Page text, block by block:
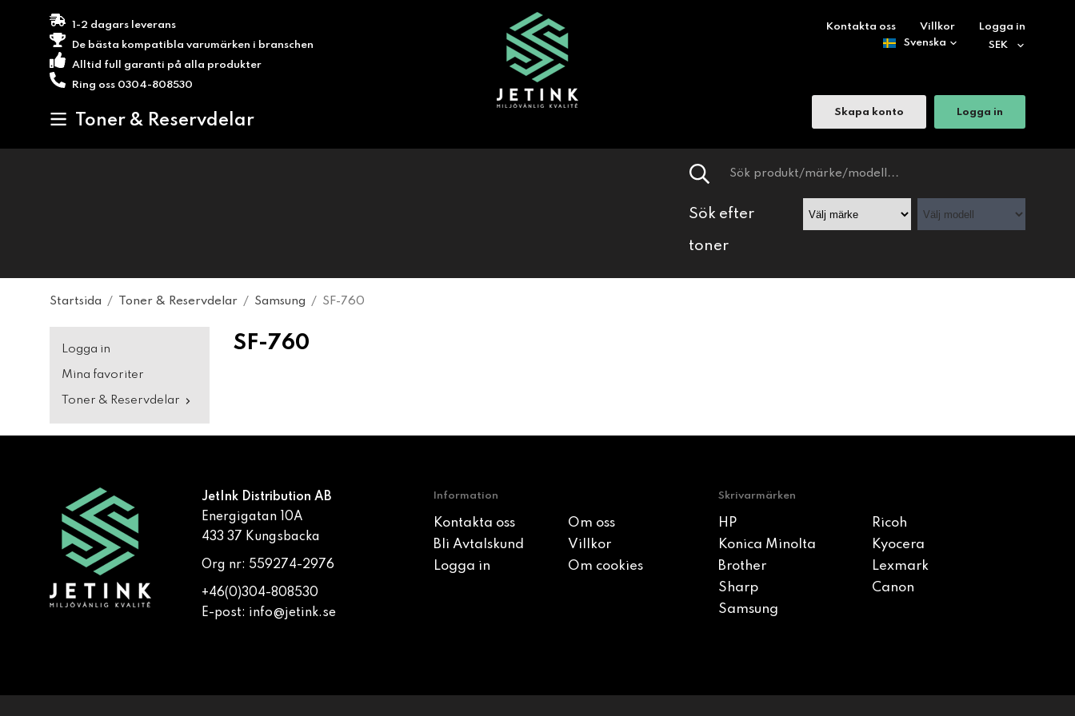
1-2 dagars leverans
De bästa kompatibla varumärken i branschen
Alltid full garanti på alla produkter
Ring oss 0304-808530
Toner & Reservdelar
Kontakta oss Villkor Logga in
Skapa konto Logga in
Sök efter
toner
Startsida / Toner & Reservdelar / Samsung / SF-760
Logga in
Mina favoriter
Toner & Reservdelar
SF-760
JetInk Distribution AB
Energigatan 10A
433 37 Kungsbacka
Org nr: 559274-2976
+46(0)304-808530
E-post: info@jetink.se
Information
Kontakta oss
Om oss
Bli Avtalskund
Villkor
Logga in
Om cookies
Skrivarmärken
HP
Ricoh
Konica Minolta
Kyocera
Brother
Lexmark
Sharp
Canon
Samsung